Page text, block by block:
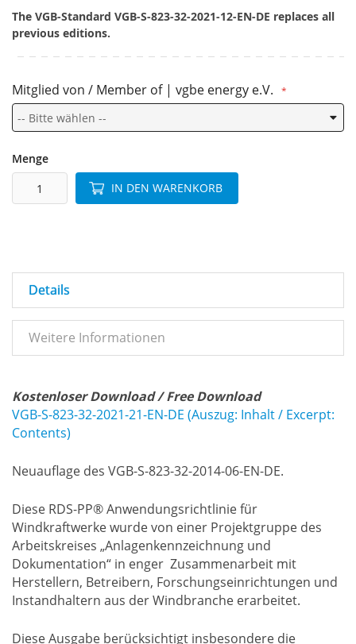
The VGB-Standard VGB-S-823-32-2021-12-EN-DE replaces all
previous editions.
Mitglied von / Member of | vgbe energy e.V.
Menge
IN DEN WARENKORB
Details
Weitere Informationen
Kostenloser Download / Free Download
VGB-S-823-32-2021-21-EN-DE (Auszug: Inhalt / Excerpt:
Contents)
Neuauflage des VGB-S-823-32-2014-06-EN-DE.
Diese RDS-PP® Anwendungsrichtlinie für
Windkraftwerke wurde von einer Projektgruppe des
Arbeitskreises „Anlagenkennzeichnung und
Dokumentation“ in enger Zusammenarbeit mit
Herstellern, Betreibern, Forschungseinrichtungen und
Instandhaltern aus der Windbranche erarbeitet.
Diese Ausgabe berücksichtigt insbesondere die